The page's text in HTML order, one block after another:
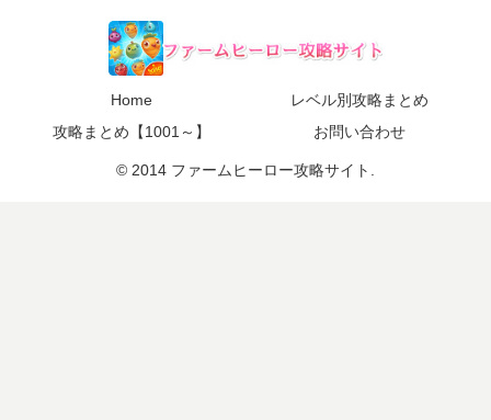
Home
レベル別攻略まとめ
攻略まとめ【1001～】
お問い合わせ
© 2014 ファームヒーロー攻略サイト.